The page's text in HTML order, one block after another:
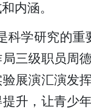
内涵。
科学研究的
三级职员周
展演汇演发
提升，让青少